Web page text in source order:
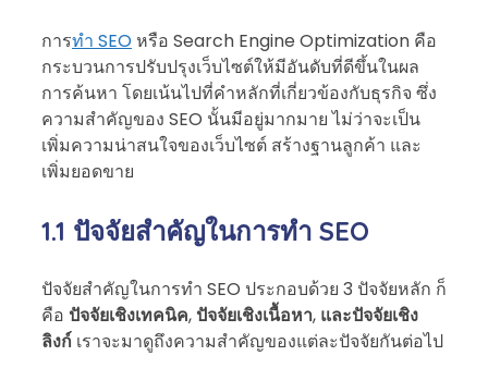
การทำ SEOหรือ Search Engine Optimization คือ
กระบวนการปรับปรุงเว็บไซต์ให้มีอันดับที่ดีขึ้นในผล
การค้นหา โดยเน้นไปที่คำหลักที่เกี่ยวข้องกับธุรกิจ ซึ่ง
ความสำคัญของ SEO นั้นมีอยู่มากมาย ไม่ว่าจะเป็น
เพิ่มความน่าสนใจของเว็บไซต์ สร้างฐานลูกค้า และ
เพิ่มยอดขาย
1.1 ปัจจัยสำคัญในการทำ SEO
ปัจจัยสำคัญในการทำ SEO ประกอบด้วย 3 ปัจจัยหลัก ก็
คือ ปัจจัยเชิงเทคนิค, ปัจจัยเชิงเนื้อหา, และปัจจัยเชิง
ลิงก์ เราจะมาดูถึงความสำคัญของแต่ละปัจจัยกันต่อไป